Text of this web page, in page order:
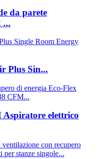
da parete
...
Plus Sin...
elettrico